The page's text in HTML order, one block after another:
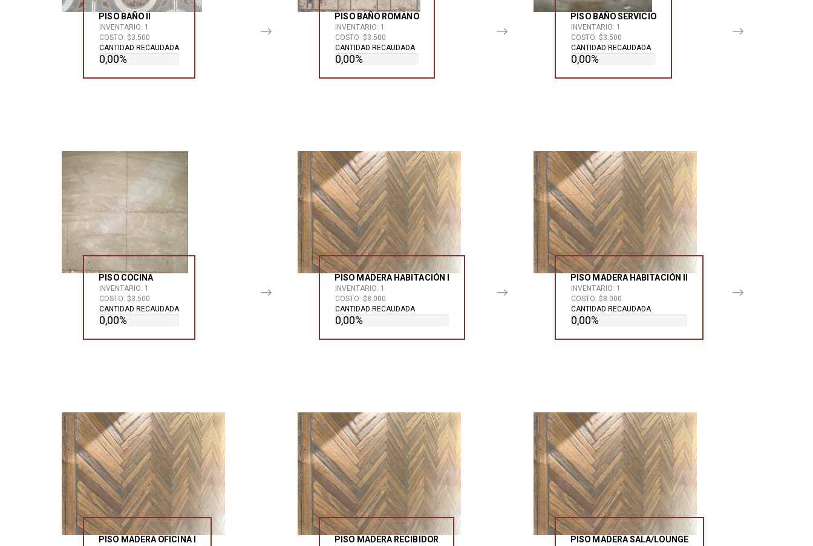
PISO BAÑO II
INVENTARIO: 1
COSTO: $3.500
CANTIDAD RECAUDADA
0,00%
PISO BAÑO ROMANO
INVENTARIO: 1
COSTO: $3.500
CANTIDAD RECAUDADA
0,00%
PISO BAÑO SERVICIO
INVENTARIO: 1
COSTO: $3.500
CANTIDAD RECAUDADA
0,00%
PISO COCINA
INVENTARIO: 1
COSTO: $3.500
CANTIDAD RECAUDADA
0,00%
PISO MADERA HABITACIÓN I
INVENTARIO: 1
COSTO: $8.000
CANTIDAD RECAUDADA
0,00%
PISO MADERA HABITACIÓN II
INVENTARIO: 1
COSTO: $8.000
CANTIDAD RECAUDADA
0,00%
PISO MADERA OFICINA I PISO MADERA RECIBIDOR PISO MADERA SALA/LOUNGE